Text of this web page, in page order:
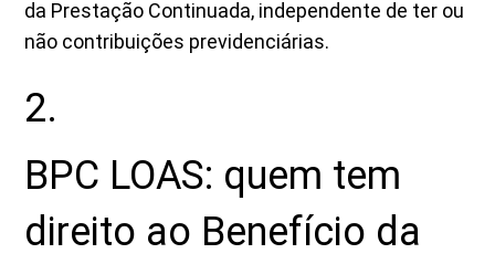
da Prestação Continuada, independente de ter ou
não contribuições previdenciárias.
2.
BPC LOAS: quem tem
direito ao Benefício da